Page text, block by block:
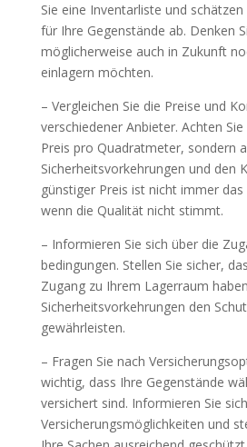
Sie eine Inventarliste und
für Ihre Gegenstände ab. Denken
möglicherweise auch in Zukunft
einlagern möchten.
– Vergleichen Sie die Preise und
verschiedener Anbieter. Achten
Preis pro Quadratmeter, sondern
Sicherheitsvorkehrungen und den
günstiger Preis ist nicht immer
wenn die Qualität nicht stimmt.
– Informieren Sie sich über die
bedingungen. Stellen Sie sicher,
Zugang zu Ihrem Lagerraum
Sicherheitsvorkehrungen den
gewährleisten.
– Fragen Sie nach
wichtig, dass Ihre Gegenstände
versichert sind. Informieren Sie
Versicherungsmöglichkeiten und